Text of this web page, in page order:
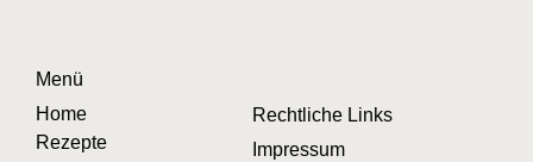
Menü
Home
Rezepte
Rechtliche Links
Impressum